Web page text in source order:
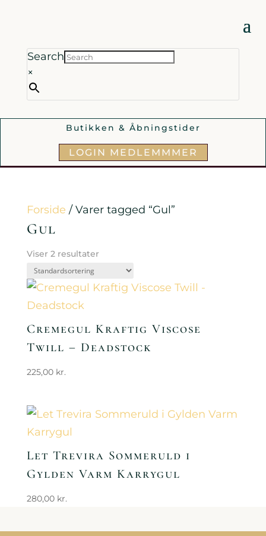
Search
×
Butikken & Åbningstider
LOGIN MEDLEMMMER
Forside / Varer tagged “Gul”
Gul
Viser 2 resultater
Cremegul Kraftig Viscose
Twill – Deadstock
225,00 kr.
Let Trevira Sommeruld i
Gylden Varm Karrygul
280,00 kr.